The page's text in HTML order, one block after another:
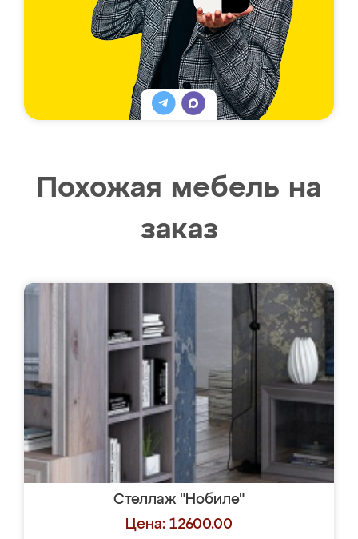
Похожая мебель на
заказ
Стеллаж "Нобиле"
Цена: 12600.00